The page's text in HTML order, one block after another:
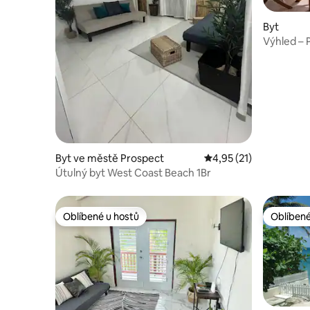
Byt ve městě Prospect Průměrné hodnocení
4,95 (21)
Útulný byt West Coast Beach 1Br
Byt
Výhled –
Oblíbené u hostů
Oblíbené u hostů